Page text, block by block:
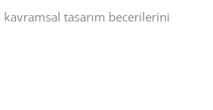
tasarım becerilerini